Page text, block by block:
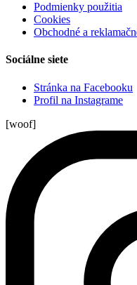
Podmienky použitia
Cookies
Obchodné a
Sociálne siete
Stránka na Facebooku
Profil na Instagrame
[woof]